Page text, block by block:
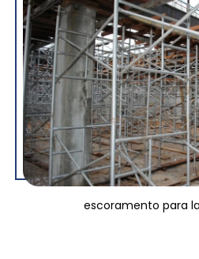
escoramento para